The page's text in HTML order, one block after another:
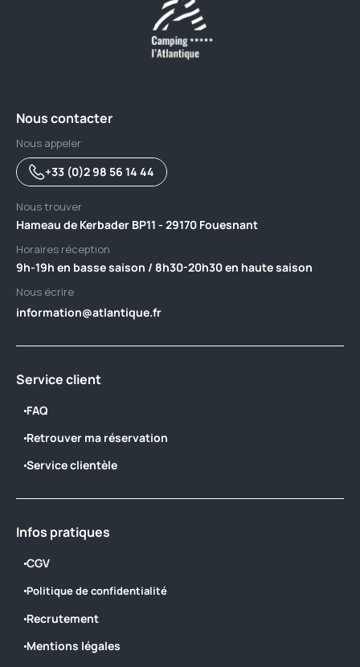
Nous contacter
Nous appeler
+33 (0)2 98 56 14 44
Nous trouver
Hameau de Kerbader BP11 - 29170 Fouesnant
Horaires réception
9h-19h en basse saison / 8h30-20h30 en haute saison
Nous écrire
information@atlantique.fr
Service client
FAQ
Retrouver ma réservation
Service clientèle
Infos pratiques
CGV
Politique de confidentialité
Recrutement
Mentions légales